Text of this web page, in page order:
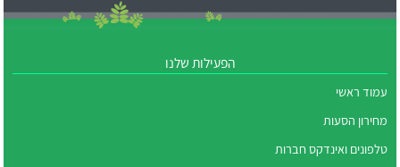
הפעילות שלנו
עמוד ראשי
מחירון הסעות
טלפונים ואינדקס חברות